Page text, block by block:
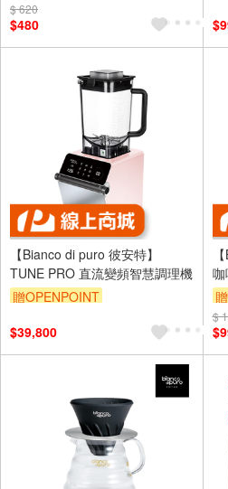
$ 620
$480
【Bianco di puro 彼安特】
TUNE PRO 直流變頻智慧調理機
贈OPENPOINT
$39,800
$